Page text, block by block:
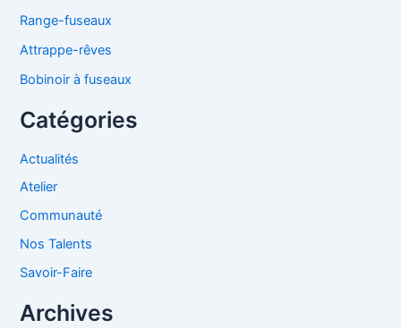
Range-fuseaux
Attrappe-rêves
Bobinoir à fuseaux
Catégories
Actualités
Atelier
Communauté
Nos Talents
Savoir-Faire
Archives